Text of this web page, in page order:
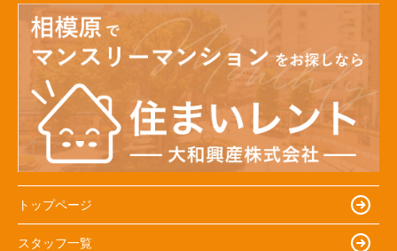
トップページ
スタッフ一覧